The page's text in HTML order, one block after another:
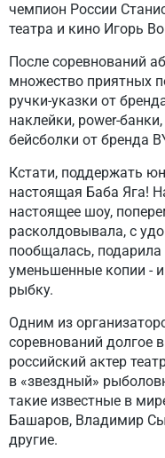
чемпион России
театра и кино Игорь
После соревнований
множество приятных
ручки-указки от
наклейки, power-
бейсболки от бренда
Кстати, поддержать
настоящая Баба Яга!
настоящее шоу,
расколдовывала, с
пообщалась,
уменьшенные копии -
рыбку.
Одним из
соревнований долгое
российский актер
в «звездный»
такие известные в
Башаров, Владимир
другие.